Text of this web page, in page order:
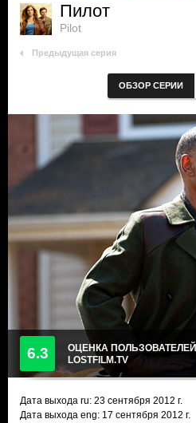
Пилот
Pilot
Предыдущая серия
ОБЗОР СЕРИИ
6.3
ОЦЕНКА ПОЛЬЗОВАТЕЛЕЙ
LOSTFILM.TV
Дата выхода ru: 23 сентября 2012 г.
Дата выхода eng: 17 сентября 2012 г.